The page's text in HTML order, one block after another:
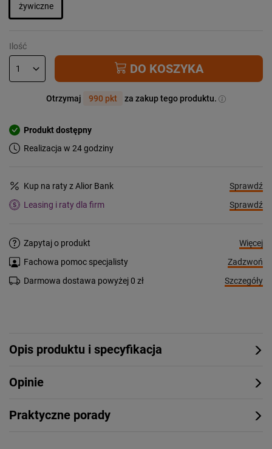
żywiczne
Ilość
DO KOSZYKA
Otrzymaj 990 pkt za zakup tego produktu.
Produkt dostępny
Realizacja w 24 godziny
Kup na raty z Alior Bank
Sprawdź
Leasing i raty dla firm
Sprawdź
Zapytaj o produkt
Więcej
Fachowa pomoc specjalisty
Zadzwoń
Darmowa dostawa powyżej 0 zł
Szczegóły
Opis produktu i specyfikacja
Opinie
Praktyczne porady